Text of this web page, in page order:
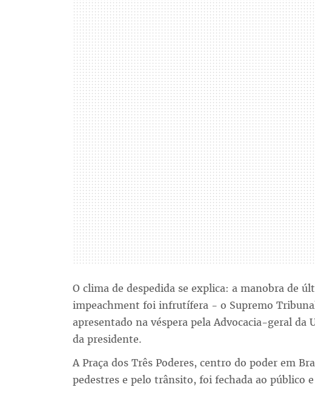
O clima de despedida se explica: a manobra de
impeachment foi infrutífera - o Supremo
apresentado na véspera pela Advocacia-geral da
da presidente.
A Praça dos Três Poderes, centro do poder em
pedestres e pelo trânsito, foi fechada ao público